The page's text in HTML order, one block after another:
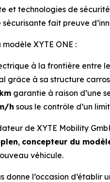
et technologies de
sécurisante fait preuve
XYTE ONE :
à la frontière entre
grâce à sa structure
garantie à raison d’une
h sous le contrôle d’un
de XYTE Mobility
, concepteur du
véhicule.
donne l’occasion